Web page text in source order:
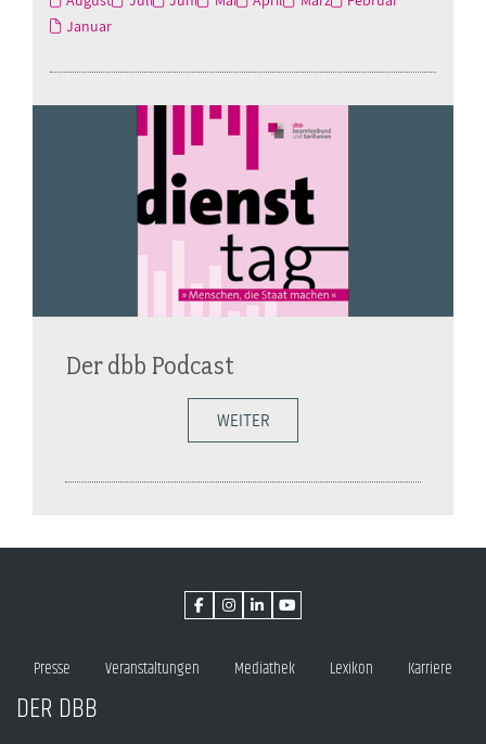
Januar
Der dbb Podcast
WEITER
Presse Veranstaltungen Mediathek Lexikon Karriere
DER DBB